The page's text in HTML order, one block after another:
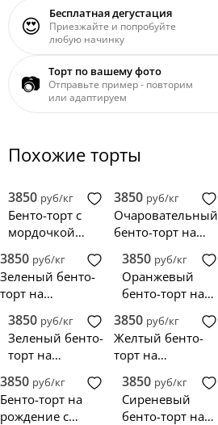
😍 Бесплатная дегустация
Приезжайте и попробуйте
любую начинку
📷 Торт по вашему фото
Отправьте пример - повторим
или адаптируем
Похожие торты
3850 руб/кг
Бенто-торт с
мордочкой
3850 руб/кг
Очаровательный
бенто-торт на
котиком и
конфетти
3850 руб/кг
Зеленый бенто-
торт на
лягушкой
3850 руб/кг
Оранжевый
бенто-торт на
3850 руб/кг
Зеленый бенто-
торт на
белыми
сердечками
3850 руб/кг
Желтый бенто-
торт на
3850 руб/кг
Бенто-торт на
рождение с
3850 руб/кг
Сиреневый
бенто-торт на